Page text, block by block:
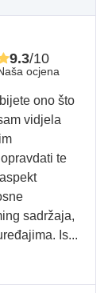
ocjena
9.3/10
ono što
vidjela
te
sadržaja,
Is...